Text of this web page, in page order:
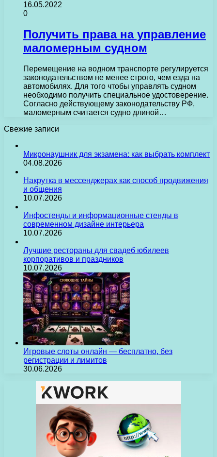
16.05.2022
0
Получить права на управление
маломерным судном
Перемещение на водном транспорте регулируется
законодательством не менее строго, чем езда на
автомобилях. Для того чтобы управлять судном
необходимо получить специальное удостоверение.
Согласно действующему законодательству РФ,
маломерным считается судно длиной…
Свежие записи
Микронаушник для экзамена: как выбрать комплект
04.08.2026
Накрутка в мессенджерах как способ продвижения
и общения
10.07.2026
Инфостенды и информационные стенды в
современном дизайне интерьера
10.07.2026
Лучшие рестораны для свадеб юбилеев
корпоративов и праздников
10.07.2026
Игровые слоты онлайн — бесплатно, без
регистрации и лимитов
30.06.2026